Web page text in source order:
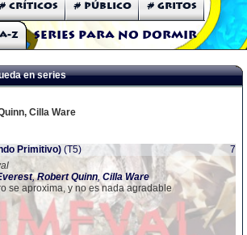
Series para no dormir
# Críticos # Público # Gritos
A-Z
en series
Cilla Ware
Primitivo) (T5)
7
,Robert Quinn, Cilla Ware
se aproxima, y no es nada agradable